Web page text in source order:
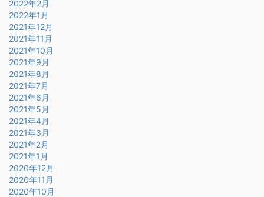
2022年2月
2022年1月
2021年12月
2021年11月
2021年10月
2021年9月
2021年8月
2021年7月
2021年6月
2021年5月
2021年4月
2021年3月
2021年2月
2021年1月
2020年12月
2020年11月
2020年10月